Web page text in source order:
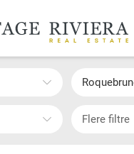
Flere filtre